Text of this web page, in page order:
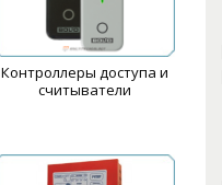
Контроллеры доступа и
считыватели